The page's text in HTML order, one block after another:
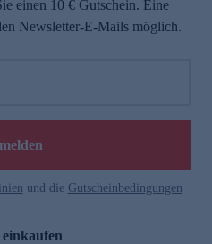
einen 10 € Gutschein. Eine
Newsletter-E-Mails möglich.
und die Gutscheinbedingungen
einkaufen